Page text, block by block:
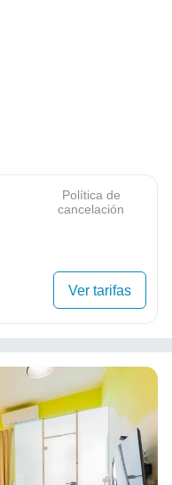
Política de
cancelación
Ver tarifas